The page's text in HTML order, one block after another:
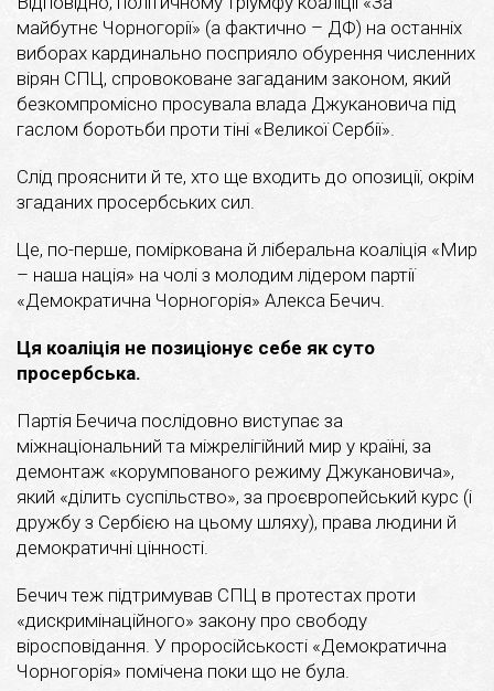
майбутнє Чорногорії» (а фактично – ДФ) на останніх
виборах кардинально посприяло обурення численних
вірян СПЦ, спровоковане загаданим законом, який
безкомпромісно просувала влада Джукановича під
гаслом боротьби проти тіні «Великої Сербії».
Слід прояснити й те, хто ще входить до опозиції, окрім
згаданих просербських сил.
Це, по-перше, поміркована й ліберальна коаліція «Мир
– наша нація» на чолі з молодим лідером партії
«Демократична Чорногорія» Алекса Бечич.
Ця коаліція не позиціонує себе як суто
просербська.
Партія Бечича послідовно виступає за
міжнаціональний та міжрелігійний мир у країні, за
демонтаж «корумпованого режиму Джукановича»,
який «ділить суспільство», за проєвропейський курс (і
дружбу з Сербією на цьому шляху), права людини й
демократичні цінності.
Бечич теж підтримував СПЦ в протестах проти
«дискримінаційного» закону про свободу
віросповідання. У проросійськості «Демократична
Чорногорія» помічена поки що не була.